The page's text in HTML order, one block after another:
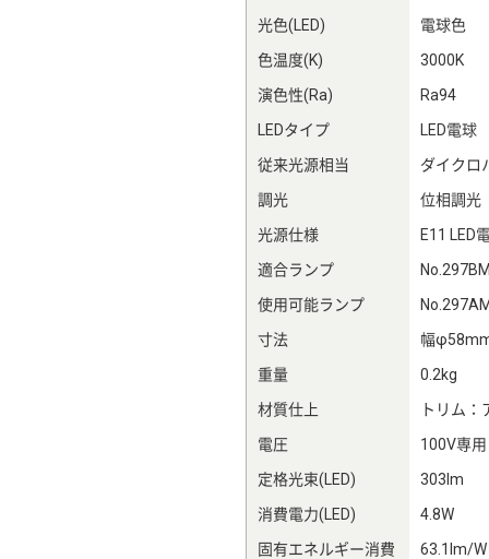
光色(LED)
電球色
色温度(K)
3000K
演色性(Ra)
Ra94
LEDタイプ
LED電球
従来光源相当
ダイクロ
調光
位相調光
光源仕様
E11 LED
適合ランプ
使用可能ランプ
寸法
幅
重量
0.2kg
材質仕上
トリム
電圧
100V専用
定格光束(LED)
303lm
消費電力(LED)
4.8W
固有エネルギー消費
63.1lm/W